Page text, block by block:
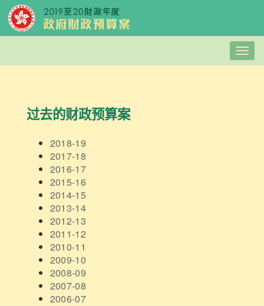
过去的财政预算案
2018-19
2017-18
2016-17
2015-16
2014-15
2013-14
2012-13
2011-12
2010-11
2009-10
2008-09
2007-08
2006-07